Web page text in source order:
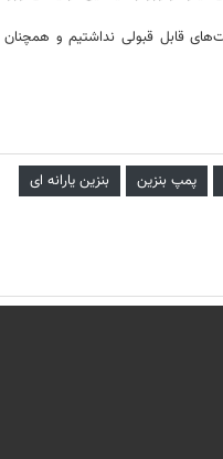
پمپ بنزین بنزین یارانه ای